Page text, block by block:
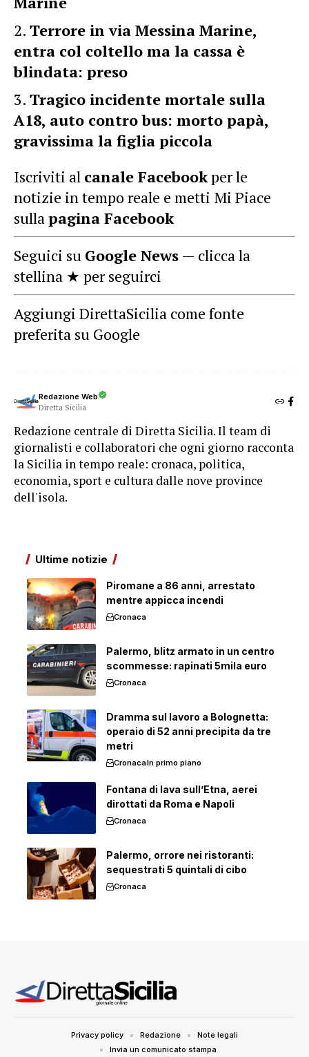
Terrore in via Messina Marine,
entra col coltello ma la cassa è
blindata: preso
Tragico incidente mortale sulla
A18, auto contro bus: morto papà,
gravissima la figlia piccola
Iscriviti al canale Facebookper le
notizie in tempo reale e metti Mi Piace
sullapagina Facebook
Seguici su Google News — clicca la
stellina ★ per seguirci
Aggiungi DirettaSicilia come fonte
preferita su Google
Redazione Web
Diretta Sicilia
Redazione centrale di Diretta Sicilia. Il team di
giornalisti e collaboratori che ogni giorno racconta
la Sicilia in tempo reale: cronaca, politica,
economia, sport e cultura dalle nove province
dell'isola.
Ultime notizie
Piromane a 86 anni, arrestato
mentre appicca incendi
Cronaca
Palermo, blitz armato in un centro
scommesse: rapinati 5mila euro
Cronaca
Dramma sul lavoro a Bolognetta:
operaio di 52 anni precipita da tre
metri
CronacaIn primo piano
Fontana di lava sull’Etna, aerei
dirottati da Roma e Napoli
Cronaca
Palermo, orrore nei ristoranti:
sequestrati 5 quintali di cibo
Cronaca
Privacy policy Redazione
Note legali
Invia un comunicato stampa